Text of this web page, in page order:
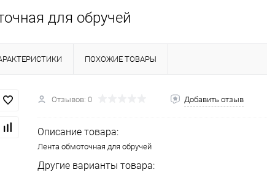
для обручей
ПОХОЖИЕ ТОВАРЫ
Отзывов: 0 Добавить отзыв
Описание товара:
Лента обмоточная для обручей
Другие варианты товара: